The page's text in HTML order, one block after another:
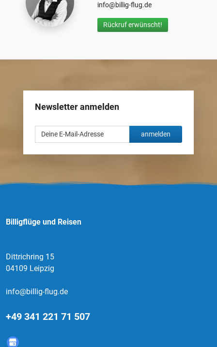
info@billig-flug.de
Rückruf erwünscht!
Newsletter anmelden
anmelden
Billigflüge und Reisen
Dittrichring 15
04109 Leipzig
info@billig-flug.de
+49 341 221 71 507